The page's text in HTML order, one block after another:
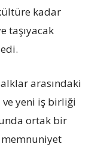
kadar
taşıyacak
arasındaki
yeni iş birliği
ortak bir